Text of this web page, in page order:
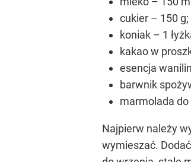
cukier – 150 g;
koniak – 1
kakao w
esencja
barwnik
marmolada
Najpierw należy
wymieszać.